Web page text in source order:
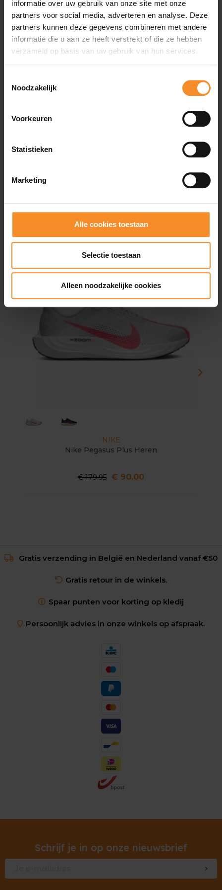
informatie over uw gebruik van onze site met onze
partners voor social media, adverteren en analyse. Deze
partners kunnen deze gegevens combineren met andere
informatie die u aan ze heeft verstrekt of die ze hebben
verzameld op basis van uw gebruik van hun services.
Noodzakelijk
Voorkeuren
Statistieken
Marketing
Alle cookies toestaan
Selectie toestaan
Alleen noodzakelijke cookies
Ondersteuning |
Geen extra ondersteuning en daarom geschikt voor
Wat je misschien ook leuk vindt
NIKE
Nike Pegasus Plus Heren
€ 179.95 € 90.00
- 50 -
Gratis verzending in België en Nederland vanaf €50
Gratis retour in de winkels.
Spaar punten voor korting op kledij
Persoonlijk advies in onze winkels op afspraak.
Schrijf je in op onze nieuwsbrief